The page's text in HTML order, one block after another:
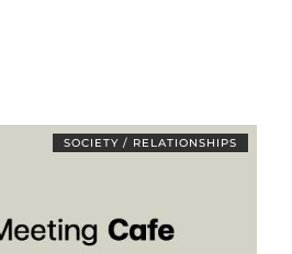
SOCIETY / RELATIONSHIPS